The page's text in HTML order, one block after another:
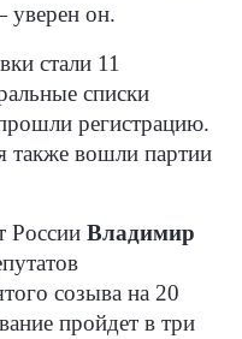
он.
стали 11
списки
регистрацию.
также вошли партии
РоссииВладимир
созыва на 20
пройдет в три